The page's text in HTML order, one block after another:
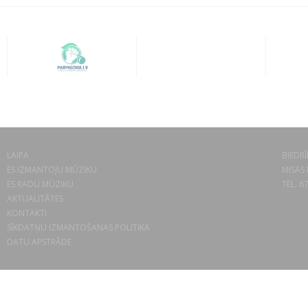
LAIPA
ES IZMANTOJU MŪZIKU
ES RADU MŪZIKU
AKTUALITĀTES
KONTAKTI
SĪKDATŅU IZMANTOŠANAS POLITIKA
DATU APSTRĀDE
TEL.